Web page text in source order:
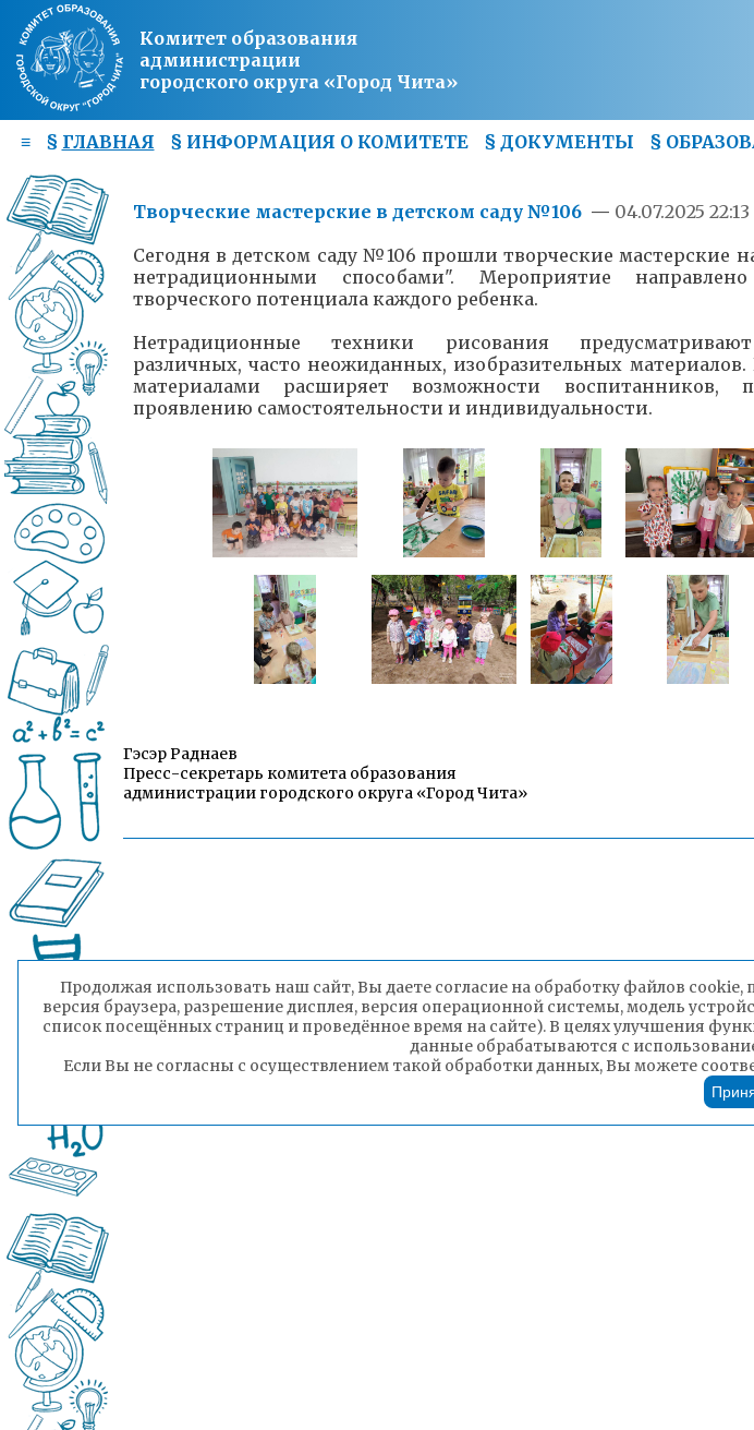
Комитет образования
администрации
городского округа «Город Чита»
≡ § ГЛАВНАЯ § ИНФОРМАЦИЯ О КОМИТЕТЕ § ДОКУМЕНТЫ §
Творческие мастерские в детском саду №106 — 04.07.2025 22:13
Сегодня в детском саду №106 прошли творческие мастерские
нетрадиционными способами". Мероприятие
творческого потенциала каждого ребенка.
Нетрадиционные техники рисования предусматривают
различных, часто неожиданных, изобразительных
материалами расширяет возможности воспитанников,
проявлению самостоятельности и индивидуальности.
Гэсэр Раднаев
Пресс-секретарь комитета образования
администрации городского округа «Город Чита»
Продолжая использовать наш сайт, Вы даете согласие на обработку файлов
версия браузера, разрешение дисплея, версия операционной системы, модель
список посещённых страниц и проведённое время на сайте). В целях улучшения
данные обрабатываются с
Если Вы не согласны с осуществлением такой обработки данных, Вы можете